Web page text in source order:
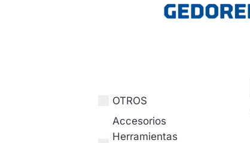
OTROS
Accesorios
Herramientas